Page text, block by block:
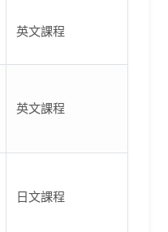
英文課程
英文課程
日文課程